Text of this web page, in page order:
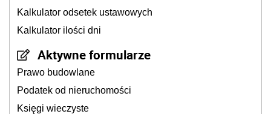
Kalkulator odsetek ustawowych
Kalkulator ilości dni
Aktywne formularze
Prawo budowlane
Podatek od nieruchomości
Księgi wieczyste